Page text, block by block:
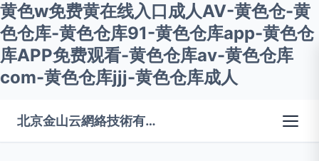
黄色w免费黄在线入口成人AV-黄色仓-黄
色仓库-黄色仓库91-黄色仓库app-黄色仓
库APP免费观看-黄色仓库av-黄色仓库
com-黄色仓库jjj-黄色仓库成人
北京金山云網絡技術有限公司